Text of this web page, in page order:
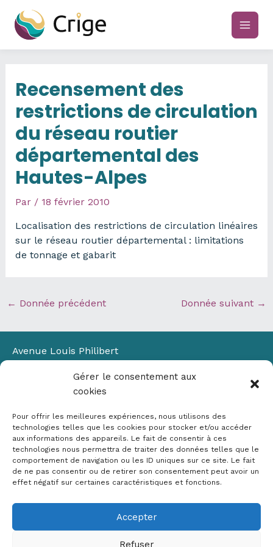
Gérer le consentement aux
cookies
Pour offrir les meilleures expériences, nous utilisons des
technologies telles que les cookies pour stocker et/ou accéder
aux informations des appareils. Le fait de consentir à ces
technologies nous permettra de traiter des données telles que le
comportement de navigation ou les ID uniques sur ce site. Le fait
de ne pas consentir ou de retirer son consentement peut avoir un
effet négatif sur certaines caractéristiques et fonctions.
Accepter
Refuser
contenu
main
Recensement des
restrictions de circulation
du réseau routier
départemental des
Hautes-Alpes
Par / 18 février 2010
Localisation des restrictions de circulation linéaires
sur le réseau routier départemental : limitations
de tonnage et gabarit
← Donnée précédent Donnée suivant →
Avenue Louis Philibert
Bâtiment Laennec
13100 Aix-en-Provence
✉ contact@crige-paca.org
Mentions légales
RGPD